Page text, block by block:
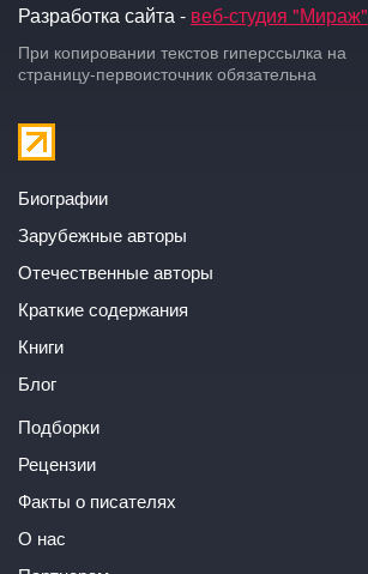
Разработка сайта - веб-студия "Мираж"
При копировании текстов гиперссылка на
страницу-первоисточник обязательна
Биографии
Зарубежные авторы
Отечественные авторы
Краткие содержания
Книги
Блог
Подборки
Рецензии
Факты о писателях
О нас